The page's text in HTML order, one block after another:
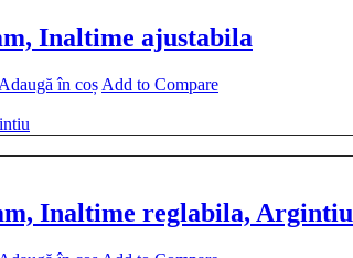
Inaltime ajustabila
Adaugă în coș Add to Compare
Inaltime reglabila, Argintiu